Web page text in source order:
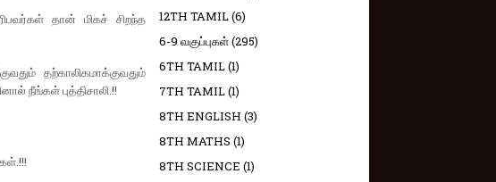
தான் மிகச் சிறந்த
தற்காலிகமாக்குவதும்
நீங்கள் புத்திசாலி.!!
12TH TAMIL(6)
6-9 வகுப்புகள்(295)
6TH TAMIL(1)
7TH TAMIL(1)
8TH ENGLISH (3)
8TH MATHS (1)
8TH SCIENCE (1)